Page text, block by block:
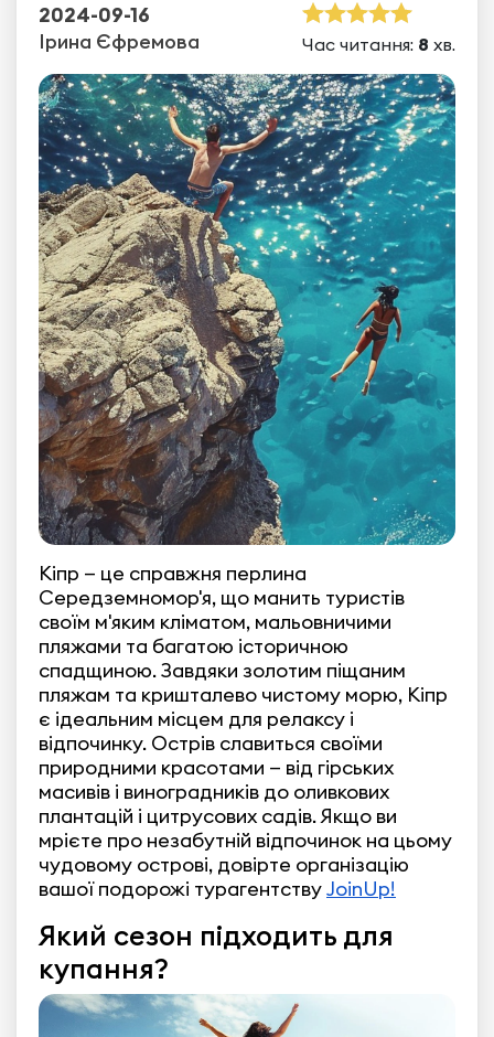
2024-09-16
Ірина Єфремова
Час читання: 8 хв.
Кіпр — це справжня перлина
Середземномор'я, що манить туристів
своїм м'яким кліматом, мальовничими
пляжами та багатою історичною
спадщиною. Завдяки золотим піщаним
пляжам та кришталево чистому морю, Кіпр
є ідеальним місцем для релаксу і
відпочинку. Острів славиться своїми
природними красотами — від гірських
масивів і виноградників до оливкових
плантацій і цитрусових садів. Якщо ви
мрієте про незабутній відпочинок на цьому
чудовому острові, довірте організацію
вашої подорожі турагентствуJoinUp!
Який сезон підходить для
купання?